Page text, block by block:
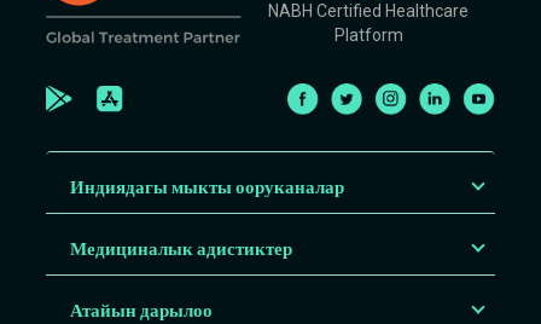
NABH Certified Healthcare
Platform
Индиядагы мыкты ооруканалар
Медициналык адистиктер
Атайын дарылоо